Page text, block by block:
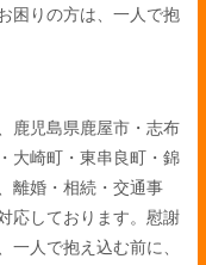
困りの方は、一人で抱
鹿児島県鹿屋市・志布
大崎町・東串良町・錦
離婚・相続・交通事
応しております。慰謝
一人で抱え込む前に、